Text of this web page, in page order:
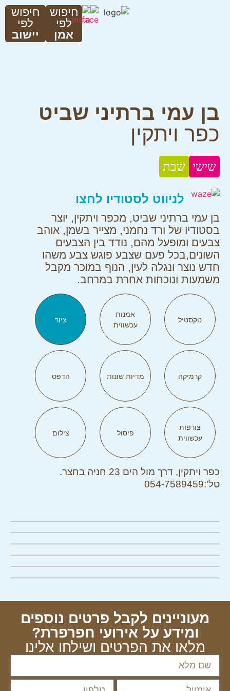
חיפוש
לפי
אמן
חיפוש
לפי
יישוב
בן עמי ברתיני שביט
כפר ויתקין
שישי שבת
לניווט לסטודיו לחצו
בן עמי ברתיני שביט, מכפר ויתקין, יוצר
בסטודיו של ורד נחמני, מצייר בשמן, אוהב
צבעים ומופעל מהם, נודד בין הצבעים
השונים,בכל פעם שצבע פוגש צבע משהו
חדש נוצר ונגלה לעין, הנוף במוכר מקבל
משמעות ונוכחות אחרת במרחב.
טקסטיל
אמנות
עכשווית
ציור
קרמיקה מדיות שונות הדפס
צורפות
עכשווית
פיסול צילום
כפר ויתקין, דרך מול הים 23 חניה בחצר.
טל':054-7589459
מעוניינים לקבל פרטים נוספים
ומידע על אירועי חפרפרת?
מלאו את הפרטים ושילחו אלינו